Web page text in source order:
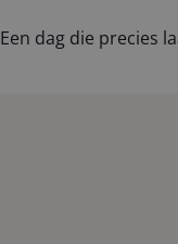
Een dag die precies